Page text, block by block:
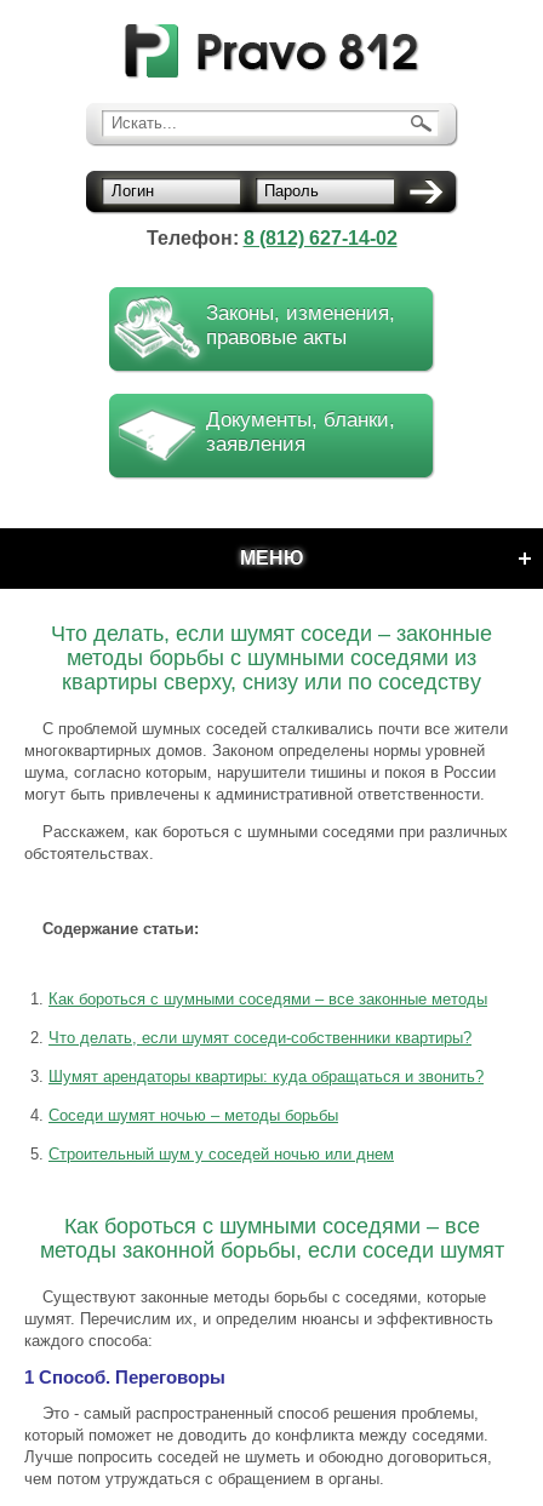
Искать...
Логин Пароль
Телефон: 8 (812) 627-14-02
Законы, изменения,
правовые акты
Документы, бланки,
заявления
МЕНЮ
Что делать, если шумят соседи – законные
методы борьбы с шумными соседями из
квартиры сверху, снизу или по соседству
С проблемой шумных соседей сталкивались почти все жители
многоквартирных домов. Законом определены нормы уровней
шума, согласно которым, нарушители тишины и покоя в России
могут быть привлечены к административной ответственности.
Расскажем, как бороться с шумными соседями при различных
обстоятельствах.
Содержание статьи:
Как бороться с шумными соседями – все законные методы
Что делать, если шумят соседи-собственники квартиры?
Шумят арендаторы квартиры: куда обращаться и звонить?
Соседи шумят ночью – методы борьбы
Строительный шум у соседей ночью или днем
Как бороться с шумными соседями – все
методы законной борьбы, если соседи шумят
Существуют законные методы борьбы с соседями, которые
шумят. Перечислим их, и определим нюансы и эффективность
каждого способа:
1 Способ. Переговоры
Это - самый распространенный способ решения проблемы,
который поможет не доводить до конфликта между соседями.
Лучше попросить соседей не шуметь и обоюдно договориться,
чем потом утруждаться с обращением в органы.